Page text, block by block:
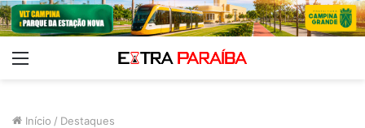
Início / Destaques